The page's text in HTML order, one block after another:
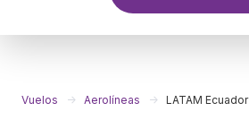
Vuelos Aerolíneas LATAM Ecuador